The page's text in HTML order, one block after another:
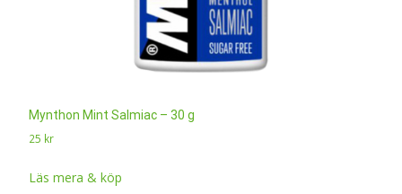
Mynthon Mint Salmiac – 30 g
25 kr
Läs mera & köp